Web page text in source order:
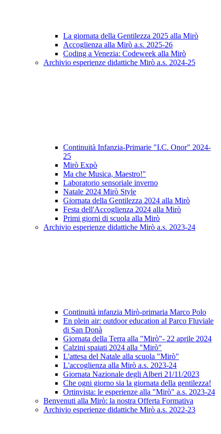
La giornata della Gentilezza 2025 alla Mirò
Accoglienza alla Mirò a.s. 2025-26
Coding a Venezia: Codeweek alla Mirò
Archivio esperienze didattiche Mirò a.s. 2024-25
Continuità Infanzia-Primarie "I.C. Onor" 2024-
25
Mirò Expò
Ma che Musica, Maestro!"
Laboratorio sensoriale inverno
Natale 2024 Mirò Style
Giornata della Gentilezza 2024 alla Mirò
Festa dell'Accoglienza 2024 alla Mirò
Primi giorni di scuola alla Mirò
Archivio esperienze didattiche Mirò a.s. 2023-24
Continuità infanzia Mirò-primaria Marco Polo
En plein air: outdoor education al Parco Fluviale
di San Donà
Giornata della Terra alla "Mirò"- 22 aprile 2024
Calzini spaiati 2024 alla "Mirò"
L'attesa del Natale alla scuola "Mirò"
L'accoglienza alla Mirò a.s. 2023-24
Giornata Nazionale degli Alberi 21/11/2023
Che ogni giorno sia la giornata della gentilezza!
Ortinvista: le esperienze alla "Mirò" a.s. 2023-24
Benvenuti alla Mirò: la nostra Offerta Formativa
Archivio esperienze didattiche Mirò a.s. 2022-23